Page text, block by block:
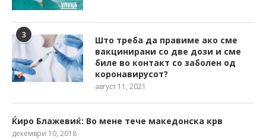
3
Што треба да правиме ако сме
вакцинирани со две дози и сме
биле во контакт со заболен од
коронавирусот?
август 11, 2021
Ќиро Блажевиќ: Во мене тече македонска крв
декември 10, 2018